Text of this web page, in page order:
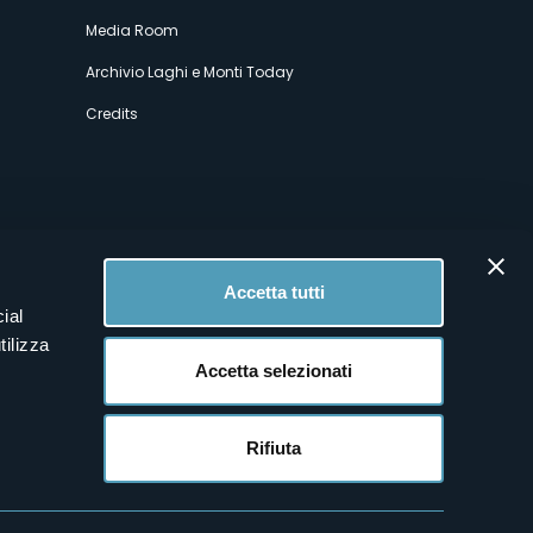
Accetta tutti
Accetta selezionati
Rifiuta
Media Room
Archivio Laghi e Monti Today
Credits